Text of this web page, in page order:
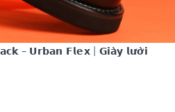
– 𝗨𝗿𝗯𝗮𝗻 𝗙𝗹𝗲𝘅 | 𝗚𝗶𝗮̀𝘆 𝗹𝘂̛𝗼̛̀𝗶